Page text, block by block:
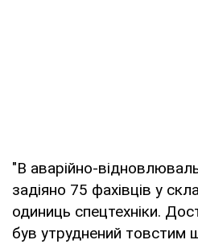
"В аварійно-
задіяно 75 фахівців у
одиниць спецтехніки.
був утруднений товстим